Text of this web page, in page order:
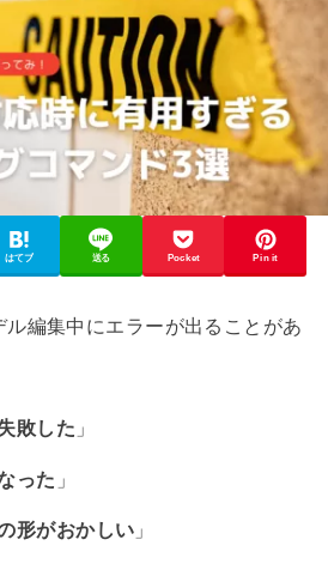
はてブ 送る Pocket Pin it
編集中にエラーが出ることがあ
敗した 」
った 」
形がおかしい 」